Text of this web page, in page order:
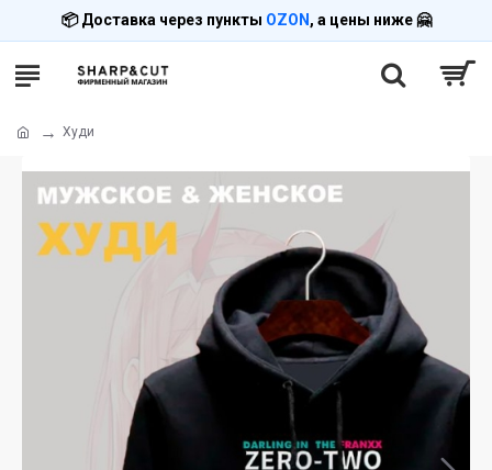
📦 Доставка через пункты OZON , а цены ниже 🤗
Худи